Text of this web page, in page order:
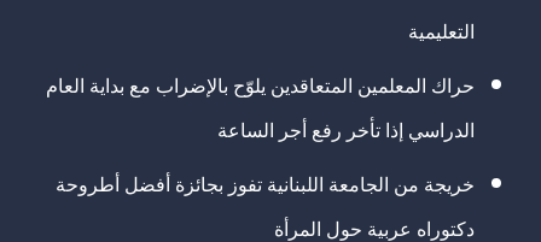
التعليمية
حراك المعلمين المتعاقدين يلوّح بالإضراب مع بداية العام
الدراسي إذا تأخر رفع أجر الساعة
خريجة من الجامعة اللبنانية تفوز بجائزة أفضل أطروحة
دكتوراه عربية حول المرأة